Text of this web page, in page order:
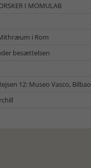
I MOMULAB
i Rom
besættelsen
12: Museo Vasco, Bilbao